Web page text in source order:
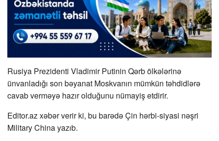
Rusiya Prezidenti Vladimir Putinin Qərb ölkələrinə
ünvanladığı son bəyanat Moskvanın mümkün təhdidlərə
cavab verməyə hazır olduğunu nümayiş etdirir.
Editor.az xəbər verir ki, bu barədə Çin hərbi-siyasi nəşri
Military China yazıb.